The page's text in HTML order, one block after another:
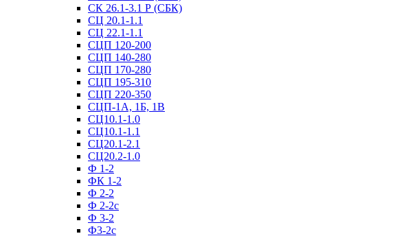
СК 26.1-3.1 Р (СБК)
СЦ 20.1-1.1
СЦ 22.1-1.1
СЦП 120-200
СЦП 140-280
СЦП 170-280
СЦП 195-310
СЦП 220-350
СЦП-1А, 1Б, 1В
СЦ10.1-1.0
СЦ10.1-1.1
СЦ20.1-2.1
СЦ20.2-1.0
Ф 1-2
ФК 1-2
Ф 2-2
Ф 2-2с
Ф 3-2
Ф3-2с